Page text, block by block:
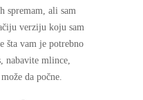
spremam, ali sam
verziju koju sam
šta vam je potrebno
nabavite mlince,
da počne.